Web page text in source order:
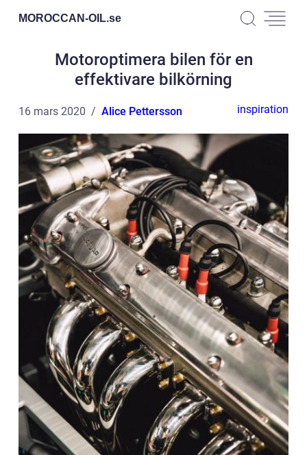
MOROCCAN-OIL.se
Motoroptimera bilen för en
effektivare bilkörning
16 mars 2020 Alice Pettersson inspiration